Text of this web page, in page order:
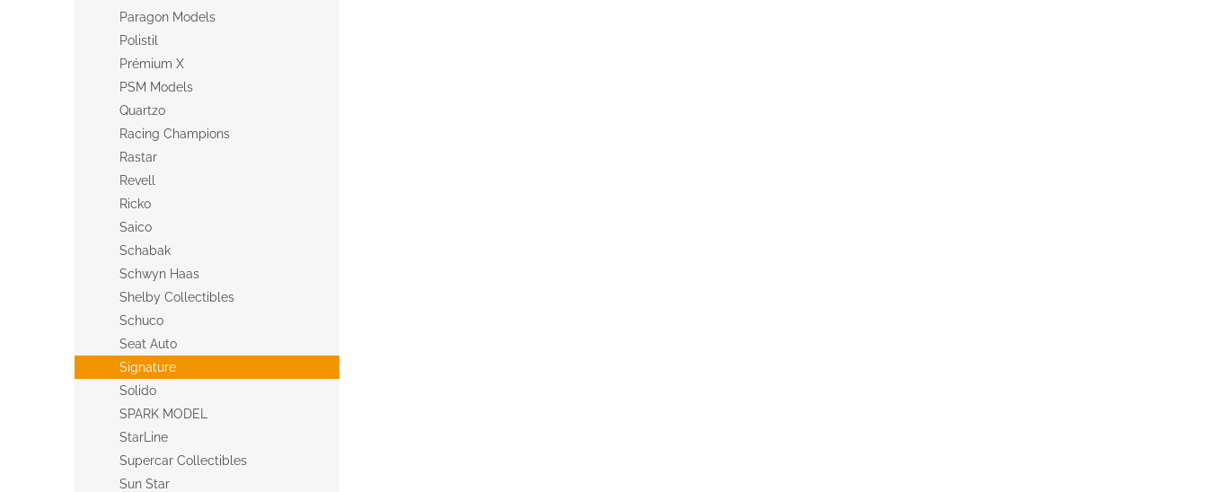
Paragon Models
Polistil
Prémium X
PSM Models
Quartzo
Racing Champions
Rastar
Revell
Ricko
Saico
Schabak
Schwyn Haas
Shelby Collectibles
Schuco
Seat Auto
Signature
Solido
SPARK MODEL
StarLine
Supercar Collectibles
Sun Star